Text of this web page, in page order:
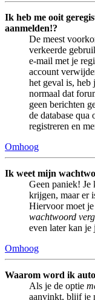
Ik heb me ooit
aanmelden!?
De meest
verkeerde
e-mail met je
account
het geval is, heb
normaal dat
geen berichten
de database
registreren en
Omhoog
Ik weet mijn
Geen paniek!
krijgen, maar er
Hiervoor moet
wachtwoord
even later kan je
Omhoog
Waarom word ik
Als je de optie
aanvinkt, blijf je